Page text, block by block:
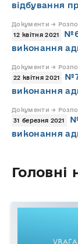
відбування
Документи →
12 квітня 2021
виконання
Документи →
22 квітня 2021
виконання
Документи →
31 березня 2021
виконання
Головні